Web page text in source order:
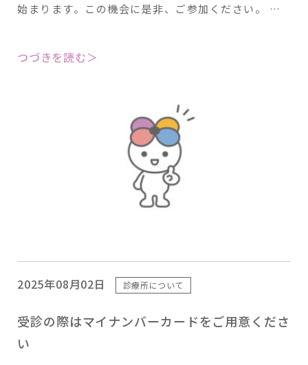
始まります。この機会に是非、ご参加ください。 …
つづきを読む＞
2025年08月02日 診療所について
受診の際はマイナンバーカードをご用意くださ
い